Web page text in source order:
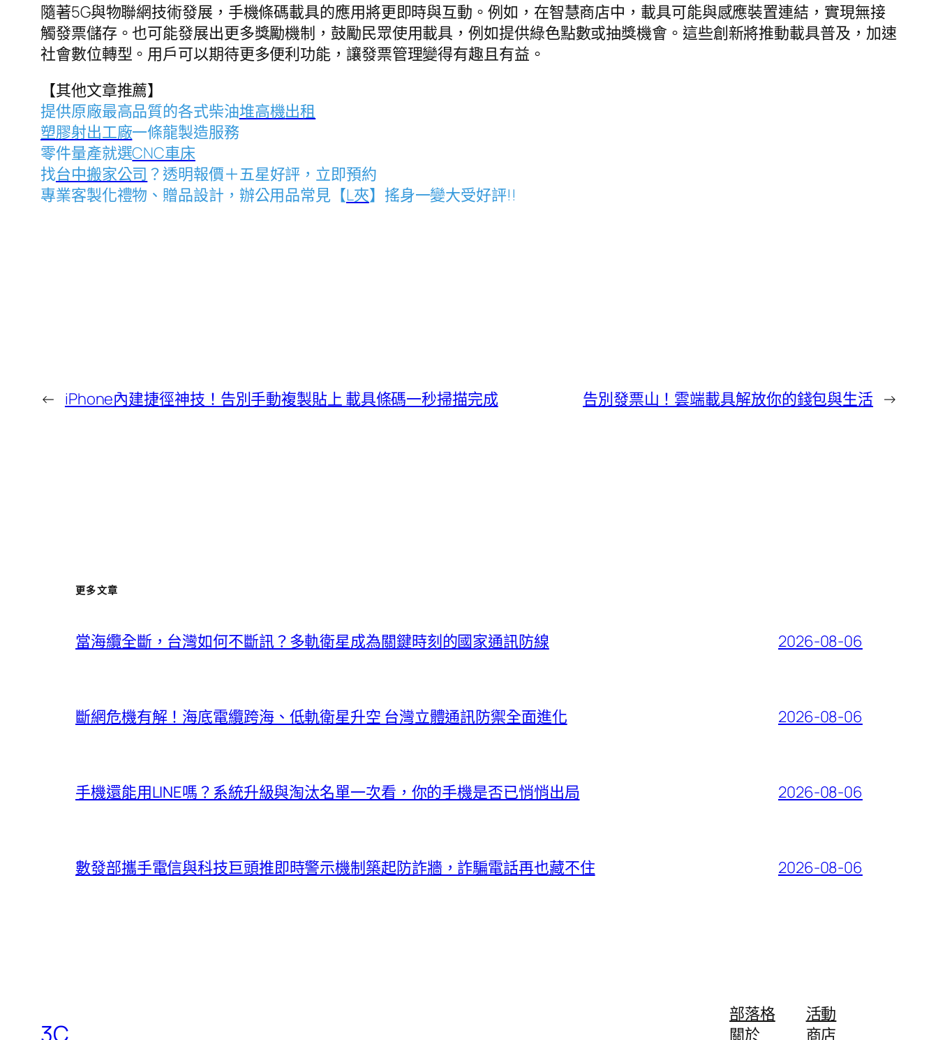
隨著5G與物聯網技術發展，手機條碼載具的應用將更即時與互動。例如，在智慧商店中，載具可能與感應裝置連結，實現無接
觸發票儲存。也可能發展出更多獎勵機制，鼓勵民眾使用載具，例如提供綠色點數或抽獎機會。這些創新將推動載具普及，加速
社會數位轉型。用戶可以期待更多便利功能，讓發票管理變得有趣且有益。
【其他文章推薦】
提供原廠最高品質的各式柴油堆高機出租
塑膠射出工廠一條龍製造服務
零件量產就選CNC車床
找台中搬家公司 ？透明報價＋五星好評，立即預約
專業客製化禮物、贈品設計，辦公用品常見【L夾】搖身一變大受好評!!
← iPhone內建捷徑神技！告別手動複製貼上 載具條碼一秒掃描完成 告別發票山！雲端載具解放你的錢包與生活 →
更多文章
當海纜全斷，台灣如何不斷訊？多軌衛星成為關鍵時刻的國家通訊防線 2026-08-06
斷網危機有解！海底電纜跨海、低軌衛星升空 台灣立體通訊防禦全面進化 2026-08-06
手機還能用LINE嗎？系統升級與淘汰名單一次看，你的手機是否已悄悄出局 2026-08-06
數發部攜手電信與科技巨頭推即時警示機制築起防詐牆，詐騙電話再也藏不住 2026-08-06
部落格
關於
活動
商店